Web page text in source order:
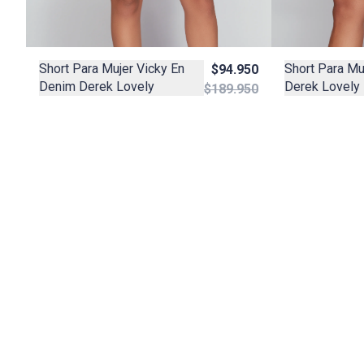
Short Para Mujer Vicky En
Denim Derek Lovely
$94.950
$189.950
Short Para
Derek Lovely